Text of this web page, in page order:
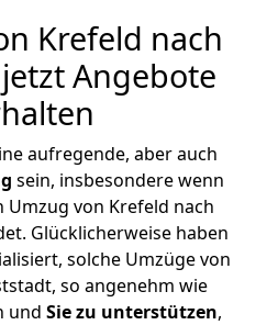
Krefeld nach
Angebote
aufregende, aber auch
sein, insbesondere wenn
Umzug von Krefeld nach
Glücklicherweise haben
solche Umzüge von
so angenehm wie
und Sie zu unterstützen,